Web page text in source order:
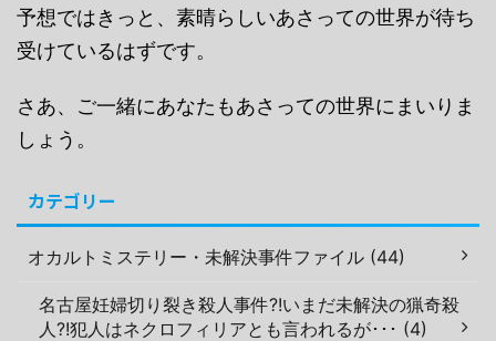
予想ではきっと、素晴らしいあさっての世界が待ち
受けているはずです。
さあ、ご一緒にあなたもあさっての世界にまいりま
しょう。
カテゴリー
オカルトミステリー・未解決事件ファイル (44)
名古屋妊婦切り裂き殺人事件?!いまだ未解決の猟奇殺
人?!犯人はネクロフィリアとも言われるが･･･ (4)